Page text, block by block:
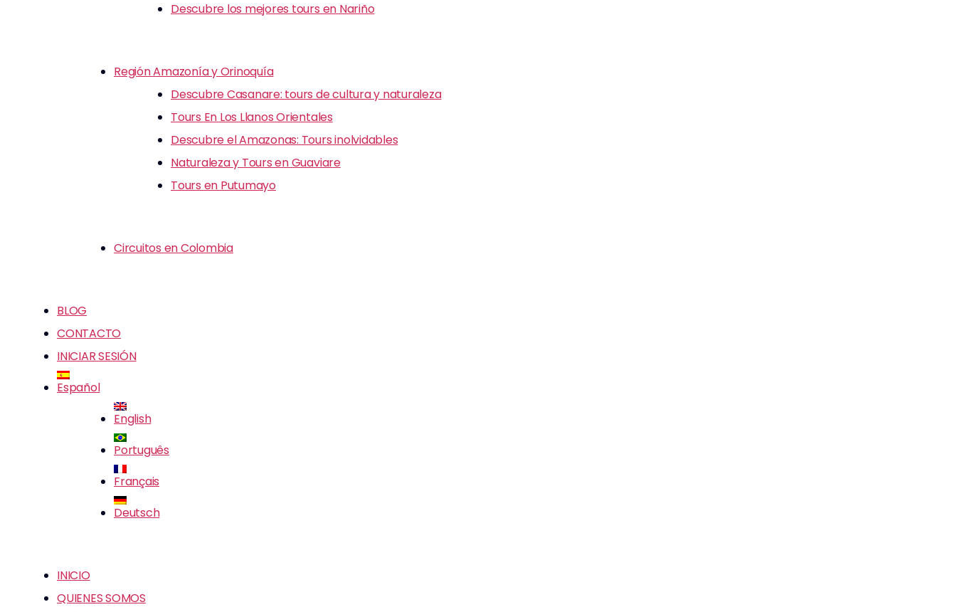
Descubre los mejores tours en Nariño
Región Amazonía y Orinoquía
Descubre Casanare: tours de cultura y naturaleza
Tours En Los Llanos Orientales
Descubre el Amazonas: Tours inolvidables
Naturaleza y Tours en Guaviare
Tours en Putumayo
Circuitos en Colombia
BLOG
CONTACTO
INICIAR SESIÓN
Español
English
Português
Français
Deutsch
INICIO
QUIENES SOMOS